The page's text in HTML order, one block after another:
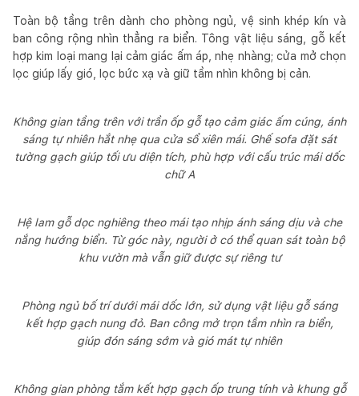
Toàn bộ tầng trên dành cho phòng ngủ, vệ sinh khép kín và
ban công rộng nhìn thẳng ra biển. Tông vật liệu sáng, gỗ kết
hợp kim loại mang lại cảm giác ấm áp, nhẹ nhàng; cửa mở chọn
lọc giúp lấy gió, lọc bức xạ và giữ tầm nhìn không bị cản.
Không gian tầng trên với trần ốp gỗ tạo cảm giác ấm cúng, ánh
sáng tự nhiên hắt nhẹ qua cửa sổ xiên mái. Ghế sofa đặt sát
tường gạch giúp tối ưu diện tích, phù hợp với cấu trúc mái dốc
chữ A
Hệ lam gỗ dọc nghiêng theo mái tạo nhịp ánh sáng dịu và che
nắng hướng biển. Từ góc này, người ở có thể quan sát toàn bộ
khu vườn mà vẫn giữ được sự riêng tư
Phòng ngủ bố trí dưới mái dốc lớn, sử dụng vật liệu gỗ sáng
kết hợp gạch nung đỏ. Ban công mở trọn tầm nhìn ra biển,
giúp đón sáng sớm và gió mát tự nhiên
Không gian phòng tắm kết hợp gạch ốp trung tính và khung gỗ